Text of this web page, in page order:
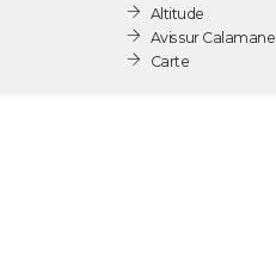
Altitude
Avis sur Calamane
Carte